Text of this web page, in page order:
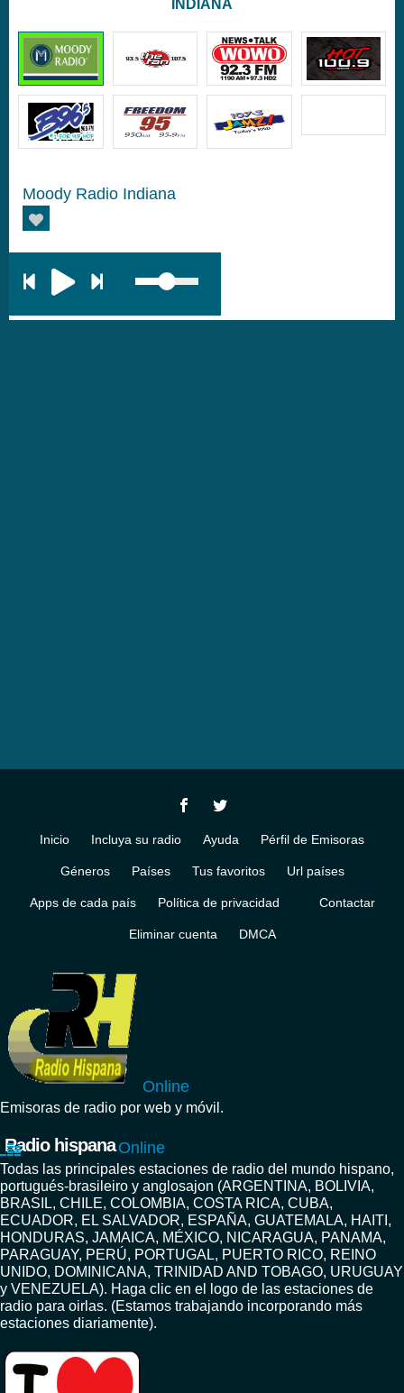
INDIANA
Moody Radio Indiana
Inicio Incluya su radio Ayuda Pérfil de Emisoras
Géneros Países Tus favoritos Url países
Apps de cada país Política de privacidad Contactar
Eliminar cuenta DMCA
Online
Emisoras de radio por web y móvil.
Radio hispana Online
Todas las principales estaciones de radio del mundo hispano,
portugués-brasileiro y anglosajon (ARGENTINA, BOLIVIA,
BRASIL, CHILE, COLOMBIA, COSTA RICA, CUBA,
ECUADOR, EL SALVADOR, ESPAÑA, GUATEMALA, HAITI,
HONDURAS, JAMAICA, MÉXICO, NICARAGUA, PANAMA,
PARAGUAY, PERÚ, PORTUGAL, PUERTO RICO, REINO
UNIDO, DOMINICANA, TRINIDAD AND TOBAGO, URUGUAY
y VENEZUELA). Haga clic en el logo de las estaciones de
radio para oirlas. (Estamos trabajando incorporando más
estaciones diariamente).